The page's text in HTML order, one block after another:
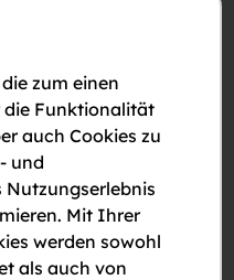
zum einen
Funktionalität
auch Cookies zu
und
Nutzungserlebnis
Mit Ihrer
werden sowohl
als auch von